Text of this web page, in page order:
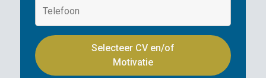
Selecteer CV en/of
Motivatie